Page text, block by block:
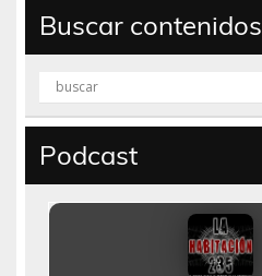
Buscar contenidos
Podcast